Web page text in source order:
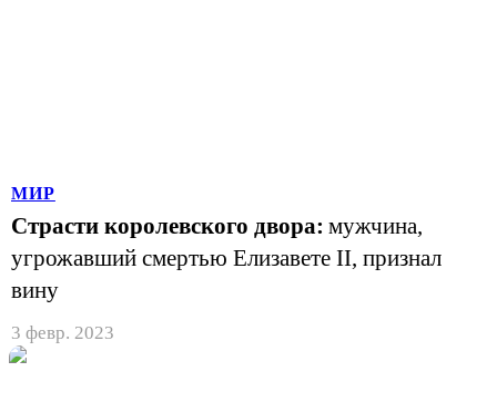
МИР
Страсти королевского двора: мужчина,
угрожавший смертью Елизавете II, признал
вину
3 февр. 2023